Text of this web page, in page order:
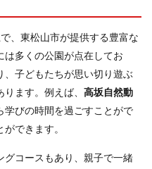
、東松山市が提供する豊富な
は多くの公園が点在してお
、子どもたちが思い切り遊ぶ
ます。例えば、 高坂自然動
学びの時間を過ごすことがで
できます。
グコースもあり、親子で一緒